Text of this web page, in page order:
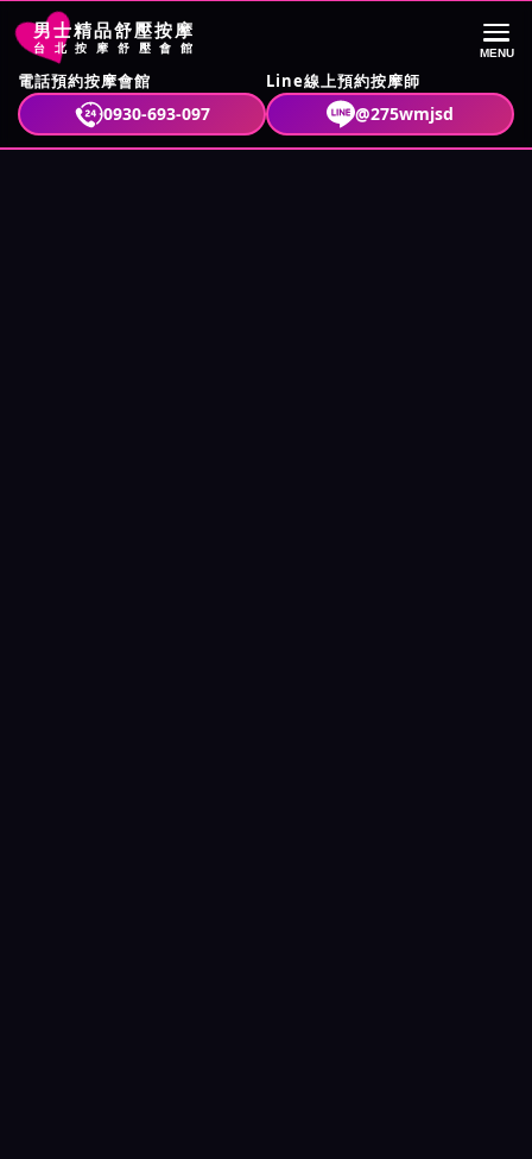
男士精品舒壓按摩
台北按摩舒壓會館
電話預約按摩會館
0930-693-097
Line線上預約按摩師
@275wmjsd
MENU
首頁 按摩舒壓攻略 開啟應藏版服務？學會這幾招你也行